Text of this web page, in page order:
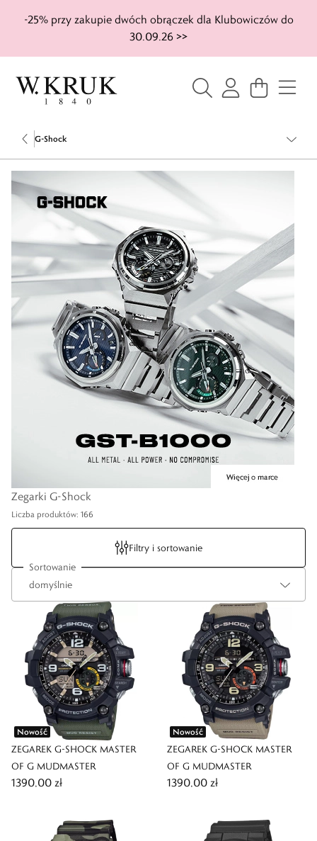
-25% przy zakupie dwóch obrączek dla Klubowiczów do
30.09.26 >>
G-Shock
Zegarki G-Shock
Liczba produktów: 166
Filtry i sortowanie
Sortowanie
Nowość
ZEGAREK G-SHOCK MASTER
OF G MUDMASTER
1390,00 zł
Nowość
ZEGAREK G-SHOCK MASTER
OF G MUDMASTER
1390,00 zł